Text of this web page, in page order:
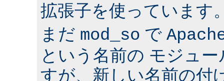
拡張子を使っています
まだ mod_so で
という名前の モジュ
すが、新しい名前の付